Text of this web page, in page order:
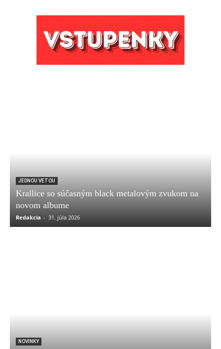
JEDNOU VETOU
Krallice so súčasným black metalovým zvukom na
novom albume
Redakcia - 31. júla 2026
NOVINKY